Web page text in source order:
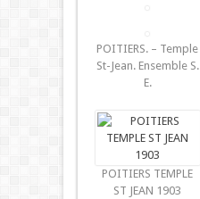
POITIERS. – Temple
St-Jean. Ensemble S.
E.
POITIERS TEMPLE
ST JEAN 1903